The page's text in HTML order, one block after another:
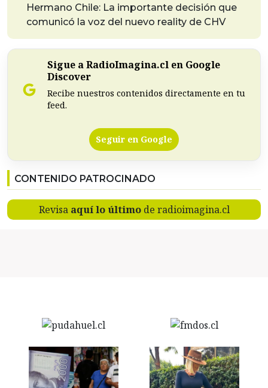
Hermano Chile: La importante decisión que
comunicó la voz del nuevo reality de CHV
Sigue a RadioImagina.cl en Google
Discover
Recibe nuestros contenidos directamente en tu
feed.
Seguir en Google
CONTENIDO PATROCINADO
Revisa aquí lo últimode radioimagina.cl